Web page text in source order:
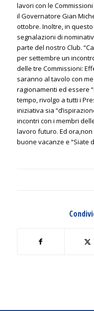
lavori con le
il Governatore Gian
ottobre. Inoltre, in
segnalazioni di
parte del nostro Club.
per settembre un
delle tre Commissioni:
saranno al tavolo con
ragionamenti ed essere
tempo, rivolgo a tutti i
iniziativa sia
incontri con i membri
lavoro futuro. Ed
buone vacanze e “Siate